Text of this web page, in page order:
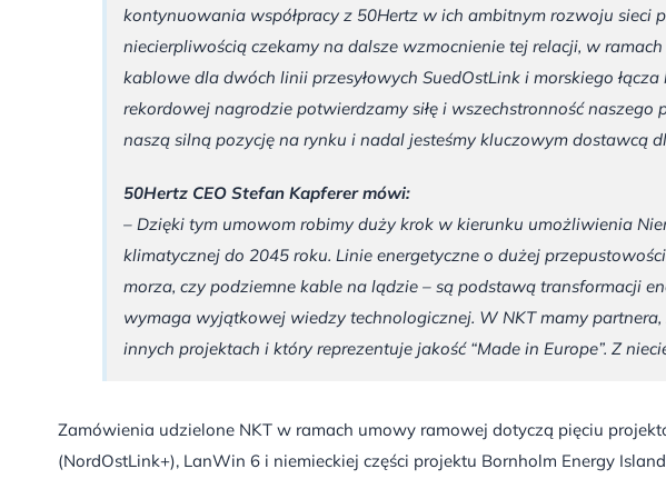
kontynuowania współpracy z 50Hertz w ich ambitnym rozwoju sieci
niecierpliwością czekamy na dalsze wzmocnienie tej relacji, w
kablowe dla dwóch linii przesyłowych SuedOstLink i morskiego
rekordowej nagrodzie potwierdzamy siłę i wszechstronność naszego
naszą silną pozycję na rynku i nadal jesteśmy kluczowym dostawcą
50Hertz CEO Stefan Kapferer mówi:
– Dzięki tym umowom robimy duży krok w kierunku umożliwienia
klimatycznej do 2045 roku. Linie energetyczne o dużej
morza, czy podziemne kable na lądzie – są podstawą transformacji
wymaga wyjątkowej wiedzy technologicznej. W NKT mamy
innych projektach i który reprezentuje jakość “Made in Europe”. Z
Zamówienia udzielone NKT w ramach umowy ramowej dotyczą pięciu
(NordOstLink+), LanWin 6 i niemieckiej części projektu Bornholm Energy